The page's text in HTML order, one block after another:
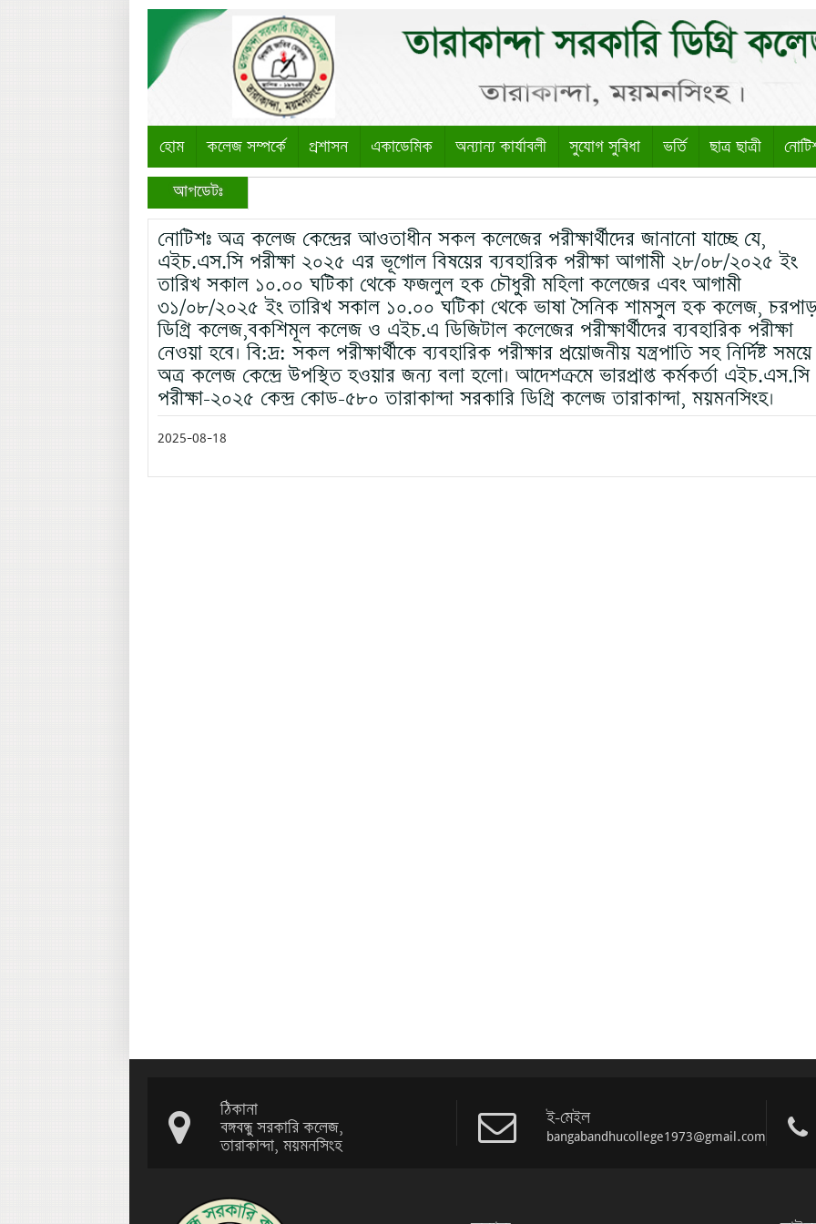
হোম কলেজ সম্পর্কে প্রশাসন একাডেমিক অন্যান্য কার্যাবলী সুযোগ সুবিধা ভর্তি ছাত্র ছাত্রী
আপডেটঃ
নোটিশঃ অত্র কলেজ কেন্দ্রের আওতাধীন সকল কলেজের পরীক্ষার্থীদের জানানো যাচ্ছে যে,
এইচ.এস.সি পরীক্ষা ২০২৫ এর ভূগোল বিষয়ের ব্যবহারিক পরীক্ষা আগামী ২৮/০৮/২০২৫ ইং
তারিখ সকাল ১০.০০ ঘটিকা থেকে ফজলুল হক চৌধুরী মহিলা কলেজের এবং আগামী
৩১/০৮/২০২৫ ইং তারিখ সকাল ১০.০০ ঘটিকা থেকে ভাষা সৈনিক শামসুল হক কলেজ,
ডিগ্রি কলেজ,বকশিমূল কলেজ ও এইচ.এ ডিজিটাল কলেজের পরীক্ষার্থীদের ব্যবহারিক পরীক্ষা
নেওয়া হবে। বি:দ্র: সকল পরীক্ষার্থীকে ব্যবহারিক পরীক্ষার প্রয়োজনীয় যন্ত্রপাতি সহ নির্দিষ্ট সময়ে
অত্র কলেজ কেন্দ্রে উপস্থিত হওয়ার জন্য বলা হলো। আদেশক্রমে ভারপ্রাপ্ত কর্মকর্তা এইচ.এস.সি
পরীক্ষা-২০২৫ কেন্দ্র কোড-৫৮০ তারাকান্দা সরকারি ডিগ্রি কলেজ তারাকান্দা, ময়মনসিংহ।
2025-08-18
ঠিকানা
বঙ্গবন্ধু সরকারি কলেজ,
তারাকান্দা, ময়মনসিংহ
ই-মেইল
bangabandhucollege1973@gmail.com